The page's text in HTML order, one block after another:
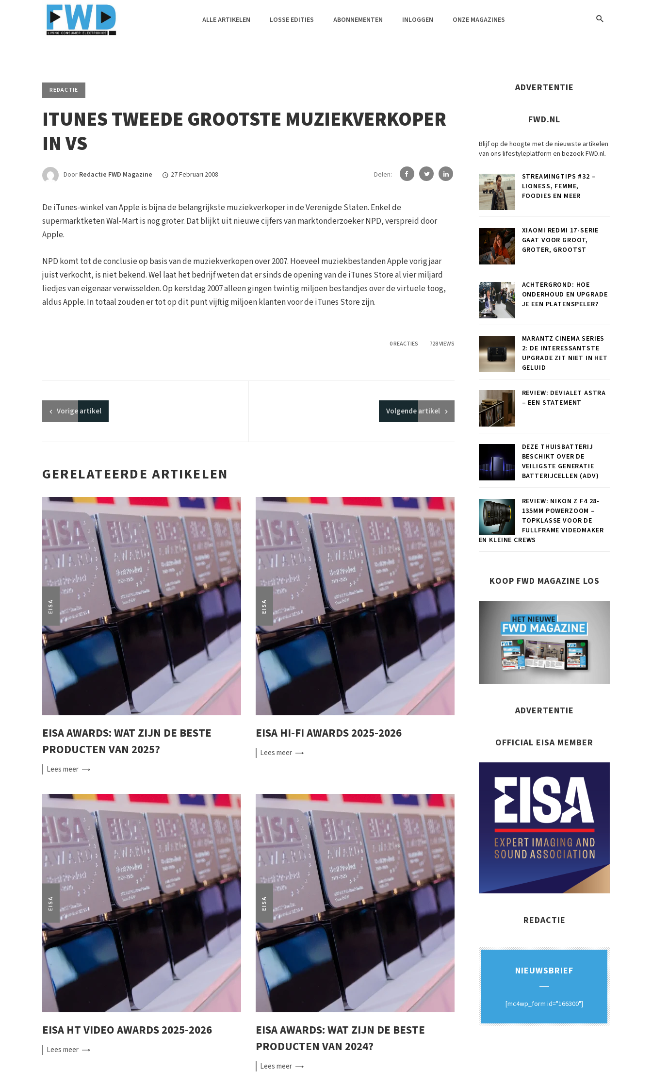
ALLE ARTIKELEN LOSSE EDITIES ABONNEMENTEN INLOGGEN ONZE MAGAZINES
REDACTIE
ITUNES TWEEDE GROOTSTE MUZIEKVERKOPER
IN VS
Door Redactie FWD Magazine 27 Februari 2008 Delen:
De iTunes-winkel van Apple is bijna de belangrijkste muziekverkoper in de Verenigde Staten. Enkel de
supermarktketen Wal-Mart is nog groter. Dat blijkt uit nieuwe cijfers van marktonderzoeker NPD, verspreid door
Apple.
NPD komt tot de conclusie op basis van de muziekverkopen over 2007. Hoeveel muziekbestanden Apple vorig jaar
juist verkocht, is niet bekend. Wel laat het bedrijf weten dat er sinds de opening van de iTunes Store al vier miljard
liedjes van eigenaar verwisselden. Op kerstdag 2007 alleen gingen twintig miljoen bestandjes over de virtuele toog,
aldus Apple. In totaal zouden er tot op dit punt vijftig miljoen klanten voor de iTunes Store zijn.
0 REACTIES 728 VIEWS
Vorigeartikel Volgendeartikel
GERELATEERDE ARTIKELEN
EISA
EISA AWARDS: WAT ZIJN DE BESTE
PRODUCTEN VAN 2025?
Leesmeer
EISA
EISA HI-FI AWARDS 2025-2026
Leesmeer
EISA
EISA HT VIDEO AWARDS 2025-2026
Leesmeer
EISA
EISA AWARDS: WAT ZIJN DE BESTE
PRODUCTEN VAN 2024?
Leesmeer
ADVERTENTIE
FWD.NL
Blijf op de hoogte met de nieuwste artikelen
van ons lifestyleplatform en bezoek FWD.nl.
STREAMINGTIPS #32 –
LIONESS, FEMME,
FOODIES EN MEER
XIAOMI REDMI 17-SERIE
GAAT VOOR GROOT,
GROTER, GROOTST
ACHTERGROND: HOE
ONDERHOUD EN UPGRADE
JE EEN PLATENSPELER?
MARANTZ CINEMA SERIES
2: DE INTERESSANTSTE
UPGRADE ZIT NIET IN HET
GELUID
REVIEW: DEVIALET ASTRA
– EEN STATEMENT
DEZE THUISBATTERIJ
BESCHIKT OVER DE
VEILIGSTE GENERATIE
BATTERIJCELLEN (ADV)
REVIEW: NIKON Z F4 28-
135MM POWERZOOM –
TOPKLASSE VOOR DE
FULLFRAME VIDEOMAKER
EN KLEINE CREWS
KOOP FWD MAGAZINE LOS
ADVERTENTIE
OFFICIAL EISA MEMBER
REDACTIE
NIEUWSBRIEF
[mc4wp_form id="166300"]